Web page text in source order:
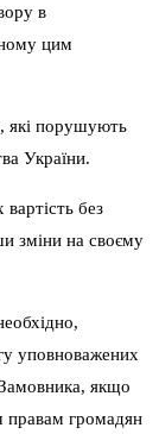
в
цим
які порушують
України.
без
зміни на своєму
уповноважених
якщо
правам громадян